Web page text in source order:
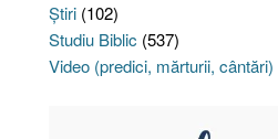
Ştiri(102)
Studiu Biblic (537)
Video (predici, mărturii, cântări)